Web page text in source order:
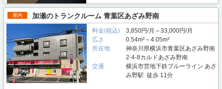
屋内 加瀬のトランクルーム 青葉区あざみ野南
料金(税込)
3,850円/月～33,000円/月
広さ
0.54m²～4.05m²
所在地
神奈川県横浜市青葉区あざみ野南
2-4-8カルドあざみ野南
交通
横浜市営地下鉄ブルーライン あざ
み野駅 徒歩 11分